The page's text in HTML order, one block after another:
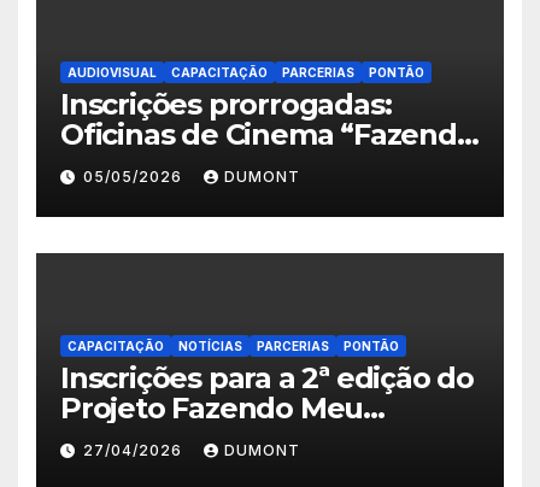
AUDIOVISUAL CAPACITAÇÃO PARCERIAS PONTÃO
Inscrições prorrogadas:
Oficinas de Cinema “Fazendo
Meu Primeiro Filme” em
Nova Iguaçu seguem abertas
até 11 de maio
05/05/2026 DUMONT
CAPACITAÇÃO NOTÍCIAS PARCERIAS PONTÃO
Inscrições para a 2ª edição do
Projeto Fazendo Meu
Primeiro Filme em Nova
Iguaçu
27/04/2026 DUMONT